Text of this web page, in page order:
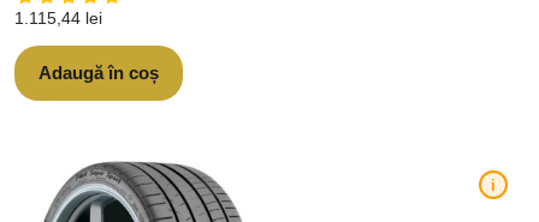
1.115,44 lei
Adaugă în coș
i